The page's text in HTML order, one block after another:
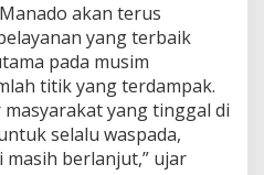
akan terus
yang terbaik
pada musim
titik yang terdampak.
yang tinggal di
selalu waspada,
masih berlanjut,” ujar